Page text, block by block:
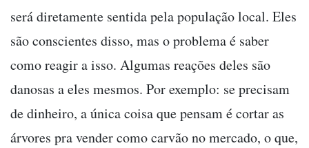
será diretamente sentida pela população local. Eles
são conscientes disso, mas o problema é saber
como reagir a isso. Algumas reações deles são
danosas a eles mesmos. Por exemplo: se precisam
de dinheiro, a única coisa que pensam é cortar as
árvores pra vender como carvão no mercado, o que,